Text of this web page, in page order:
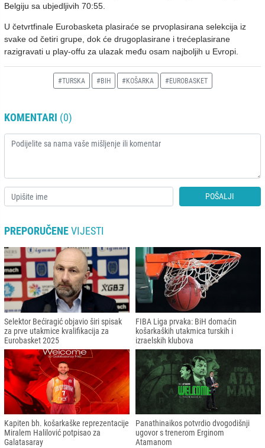
Belgiju sa ubjedljivih 70:55.
U četvrtfinale Eurobasketa plasiraće se prvoplasirana selekcija iz
svake od četiri grupe, dok će drugoplasirane i trećeplasirane
razigravati u play-offu za ulazak među osam najboljih u Evropi.
#TURSKA #BIH #KOŠARKA #EUROBASKET
KOMENTARI (0)
POŠALJI
PREPORUČENEVIJESTI
Selektor Bećiragić objavio širi spisak
za prve utakmice kvalifikacija za
Eurobasket 2025
FIBA Liga prvaka: BiH domaćin
košarkaških utakmica turskih i
izraelskih klubova
Kapiten bh. košarkaške reprezentacije
Miralem Halilović potpisao za
Galatasaray
Panathinaikos potvrdio dvogodišnji
ugovor s trenerom Erginom
Atamanom